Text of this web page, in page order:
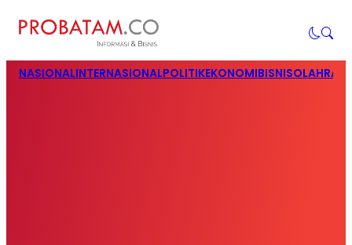
NASIONALINTERNASIONALPOLITIKEKONOMIBISNIS